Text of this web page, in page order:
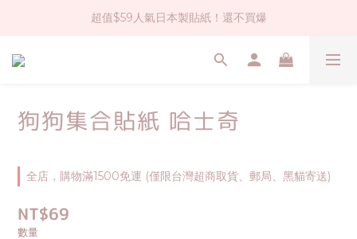
社群大人氣！各種有趣的打洞器
超值$59人氣日本製貼紙！還不買爆
全店$1500免運(台灣地區)
狗狗集合貼紙 哈士奇
全店，購物滿1500免運 (僅限台灣超商取貨、郵局、黑貓寄送)
NT$69
數量